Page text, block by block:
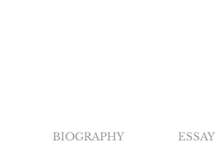
BIOGRAPHY